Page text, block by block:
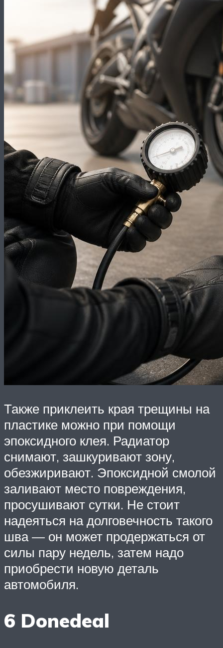
Также приклеить края трещины на
пластике можно при помощи
эпоксидного клея. Радиатор
снимают, зашкуривают зону,
обезжиривают. Эпоксидной смолой
заливают место повреждения,
просушивают сутки. Не стоит
надеяться на долговечность такого
шва — он может продержаться от
силы пару недель, затем надо
приобрести новую деталь
автомобиля.
6 Donedeal